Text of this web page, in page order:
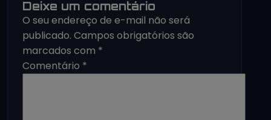
Deixe um comentário
O seu endereço de e-mail não será
publicado. Campos obrigatórios são
marcados com *
Comentário *